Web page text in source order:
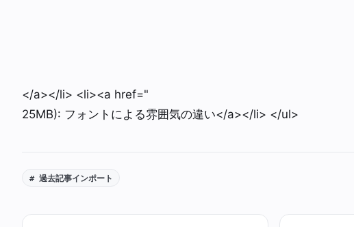
</a></li> <li><a href="
25MB): フォントによる雰囲気の違い</a></li> </ul>
# 過去記事インポート